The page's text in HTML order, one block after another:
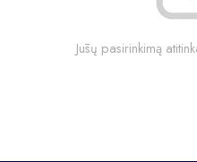
Jūsų pasirinkimą